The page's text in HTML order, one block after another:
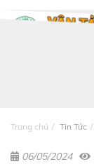
Trang chủ Tin Tức
06/05/2024